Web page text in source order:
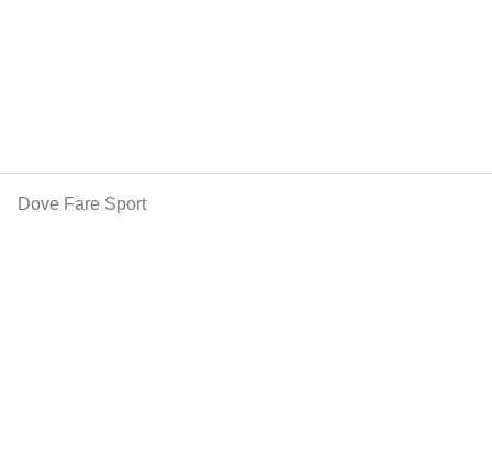
Dove Fare Sport